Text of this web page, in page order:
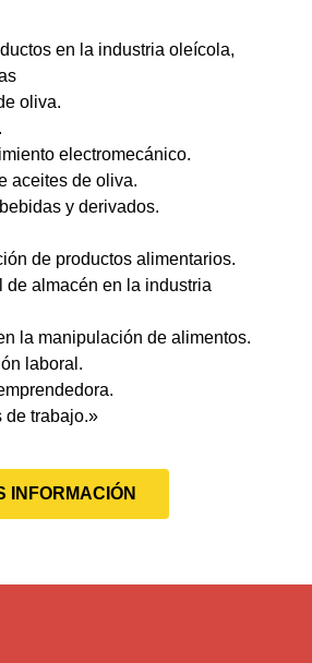
en la industria oleícola,
oliva.
electromecánico.
aceites de oliva.
y derivados.
de productos alimentarios.
de almacén en la industria
la manipulación de alimentos.
laboral.
de trabajo.»
INFORMACIÓN